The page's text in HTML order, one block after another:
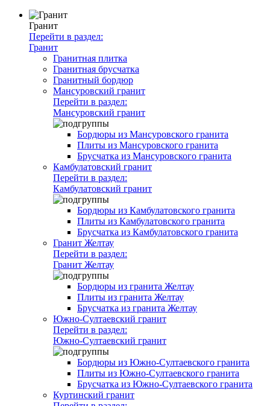
Гранит
Перейти в раздел:
Гранит
Гранитная плитка
Гранитная брусчатка
Гранитный бордюр
Мансуровский гранит
Перейти в раздел:
Мансуровский гранит
Бордюры из Мансуровского гранита
Плиты из Мансуровского гранита
Брусчатка из Мансуровского гранита
Камбулатовский гранит
Перейти в раздел:
Камбулатовский гранит
Бордюры из Камбулатовского гранита
Плиты из Камбулатовского гранита
Брусчатка из Камбулатовского гранита
Гранит Желтау
Перейти в раздел:
Гранит Желтау
Бордюры из гранита Желтау
Плиты из гранита Желтау
Брусчатка из гранита Желтау
Южно-Султаевский гранит
Перейти в раздел:
Южно-Султаевский гранит
Бордюры из Южно-Султаевского гранита
Плиты из Южно-Султаевского гранита
Брусчатка из Южно-Султаевского гранита
Куртинский гранит